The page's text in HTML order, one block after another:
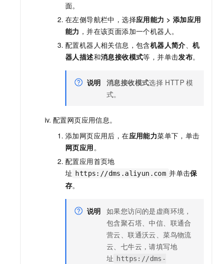
面。
在左侧导航栏中，选择应用能力 > 添加应用
能力 ，并在该页面添加一个机器人。
配置机器人相关信息，包含机器人简介、机
器人描述和消息接收模式等，并单击发布。
说明 消息接收模式选择 HTTP 模
式。
配置网页应用信息。
添加网页应用后，在应用能力菜单下，单击
网页应用。
配置应用首页地
址 https://dms.aliyun.com 并单击保
存。
说明 如果您访问的是虚商环境，
包含聚石塔、中信、联通合
营云、联通沃云、菜鸟物流
云、七牛云，请填写地
址 https://dms-